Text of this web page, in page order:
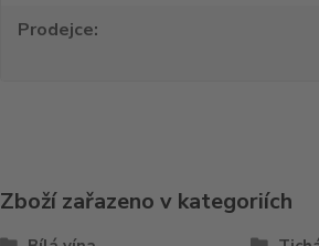
Prodejce
Zboží zařazeno v kategoriích